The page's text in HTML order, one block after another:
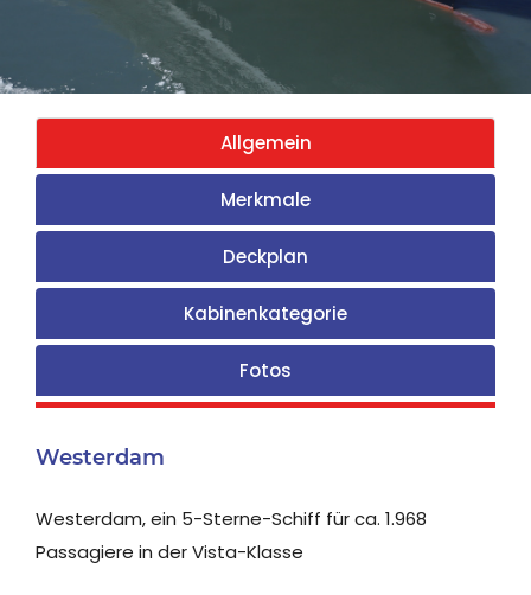
Allgemein
Merkmale
Deckplan
Kabinenkategorie
Fotos
Westerdam
Westerdam, ein 5-Sterne-Schiff für ca. 1.968
Passagiere in der Vista-Klasse